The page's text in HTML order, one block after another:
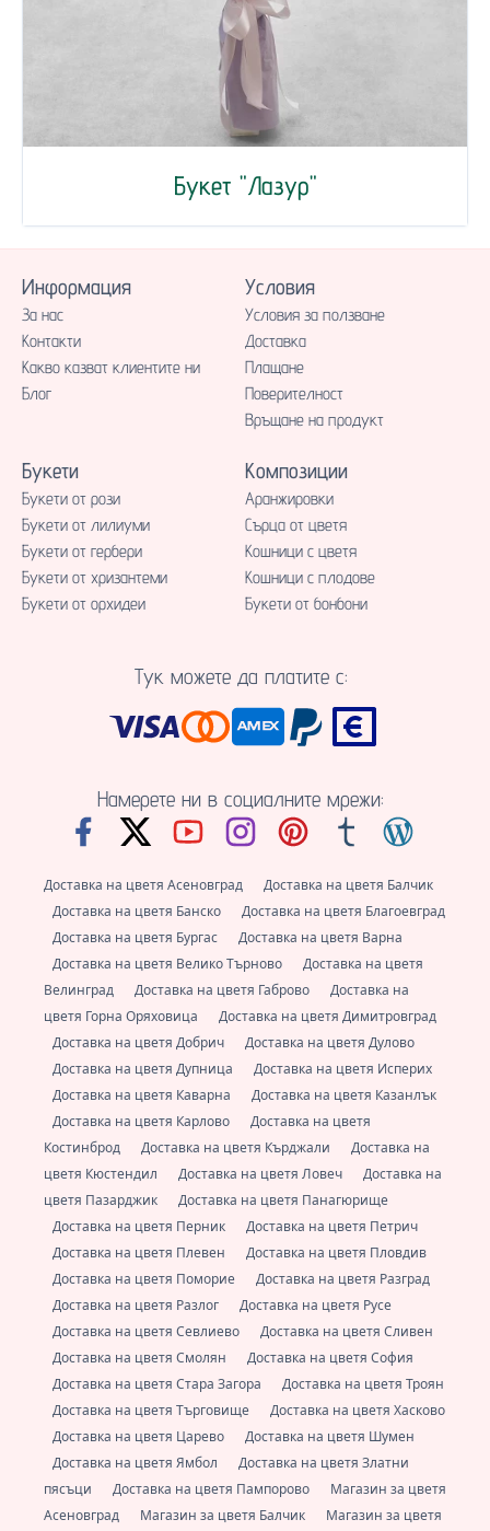
Букет "Лазур"
Информация
За нас
Контакти
Какво казват клиентите ни
Блог
Условия
Условия за ползване
Доставка
Плащане
Поверителност
Връщане на продукт
Букети
Букети от рози
Букети от лилиуми
Букети от гербери
Букети от хризантеми
Букети от орхидеи
Композиции
Аранжировки
Сърца от цветя
Кошници с цветя
Кошници с плодове
Букети от бонбони
Тук можете да платите с:
Намерете ни в социалните мрежи:
Доставка на цветя Асеновград
Доставка на цветя Балчик
Доставка на цветя Банско
Доставка на цветя Благоевград
Доставка на цветя Бургас
Доставка на цветя Варна
Доставка на цветя Велико Търново
Доставка на цветя
Велинград
Доставка на цветя Габрово
Доставка на
цветя Горна Оряховица
Доставка на цветя Димитровград
Доставка на цветя Добрич
Доставка на цветя Дулово
Доставка на цветя Дупница
Доставка на цветя Исперих
Доставка на цветя Каварна
Доставка на цветя Казанлък
Доставка на цветя Карлово
Доставка на цветя
Костинброд
Доставка на цветя Кърджали
Доставка на
цветя Кюстендил
Доставка на цветя Ловеч
Доставка на
цветя Пазарджик
Доставка на цветя Панагюрище
Доставка на цветя Перник
Доставка на цветя Петрич
Доставка на цветя Плевен
Доставка на цветя Пловдив
Доставка на цветя Поморие
Доставка на цветя Разград
Доставка на цветя Разлог
Доставка на цветя Русе
Доставка на цветя Севлиево
Доставка на цветя Сливен
Доставка на цветя Смолян
Доставка на цветя София
Доставка на цветя Стара Загора
Доставка на цветя Троян
Доставка на цветя Търговище
Доставка на цветя Хасково
Доставка на цветя Царево
Доставка на цветя Шумен
Доставка на цветя Ямбол
Доставка на цветя Златни
пясъци
Доставка на цветя Пампорово
Магазин за цветя
Асеновград
Магазин за цветя Балчик
Магазин за цветя